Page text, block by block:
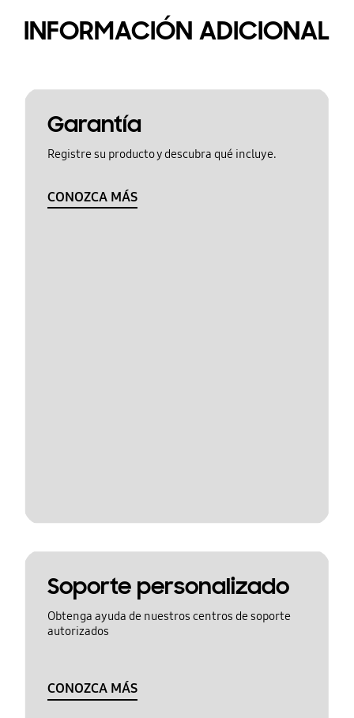
INFORMACIÓN ADICIONAL
Garantía
Registre su producto y descubra qué incluye.
CONOZCA MÁS
Soporte personalizado
Obtenga ayuda de nuestros centros de soporte
autorizados
CONOZCA MÁS